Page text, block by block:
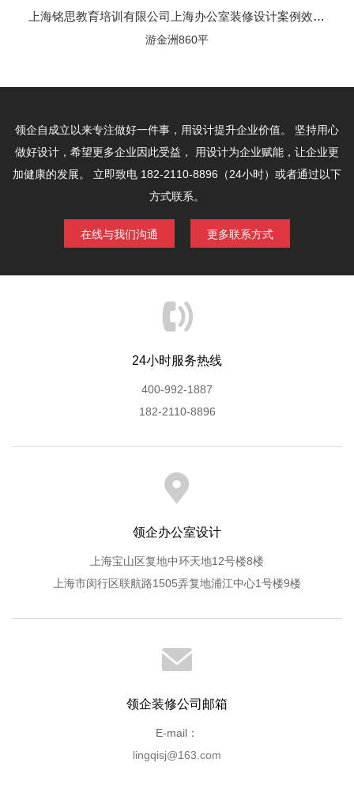
上海铭思教育培训有限公司上海办公室装修设计案例效果图
游金洲860平
领企自成立以来专注做好一件事，用设计提升企业价值。
坚持用心
做好设计，希望更多企业因此受益，
用设计为企业赋能，让企业更
加健康的发展。
立即致电 182-2110-8896（24小时）或者通过以下
方式联系。
在线与我们沟通 更多联系方式
24小时服务热线
400-992-1887
182-2110-8896
领企办公室设计
上海宝山区复地中环天地12号楼8楼
上海市闵行区联航路1505弄复地浦江中心1号楼9楼
领企装修公司邮箱
E-mail：
lingqisj@163.com